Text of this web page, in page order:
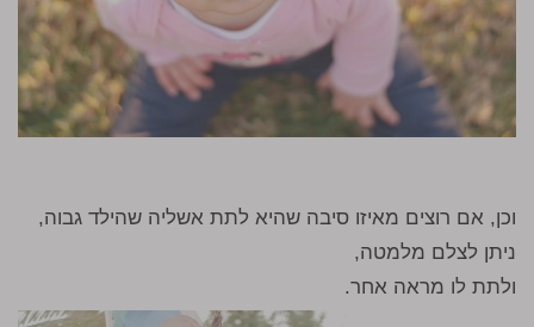
וכן, אם רוצים מאיזו סיבה שהיא לתת אשליה שהילד גבוה,
ניתן לצלם מלמטה,
ולתת לו מראה אחר.